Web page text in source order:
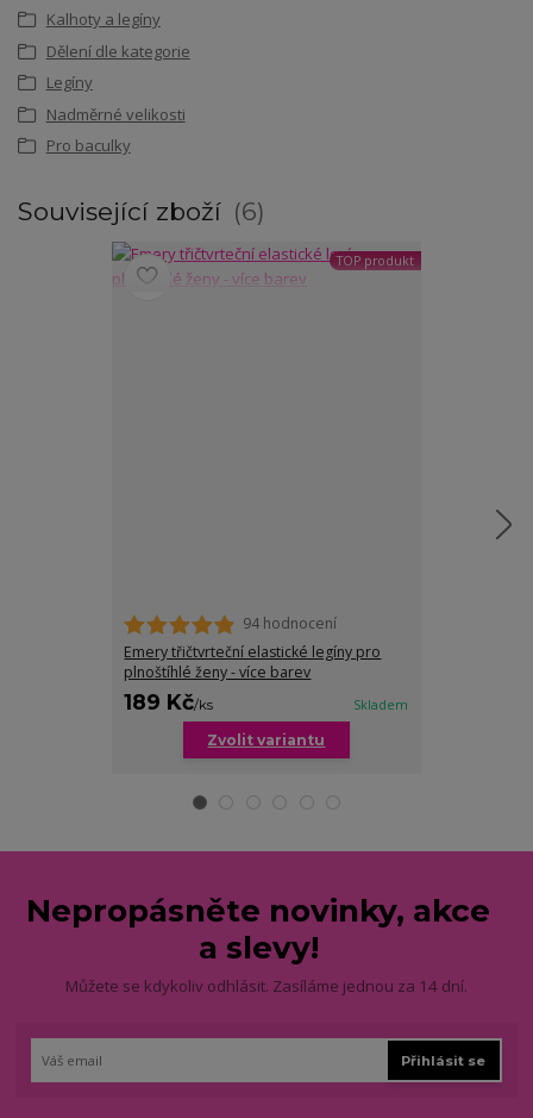
Kalhoty a legíny
Dělení dle kategorie
Legíny
Nadměrné velikosti
Pro baculky
Související zboží 6
TOP produkt
94 hodnocení
Emery třičtvrteční elastické legíny pro
plnoštíhlé ženy - více barev
189 Kč/ks Skladem
Zvolit variantu
Nepropásněte novinky, akce
a slevy!
Můžete se kdykoliv odhlásit. Zasíláme jednou za 14 dní.
Přihlásit se